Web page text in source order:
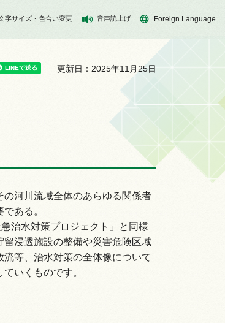
字サイズ・色合い変更 音声読上げ Foreign Language
更新日：2025年11月25日
河川流域全体のあらゆる関係者
ある。
治水対策プロジェクト」と同様
浸透施設の整備や災害危険区域
等、治水対策の全体像について
いくものです。